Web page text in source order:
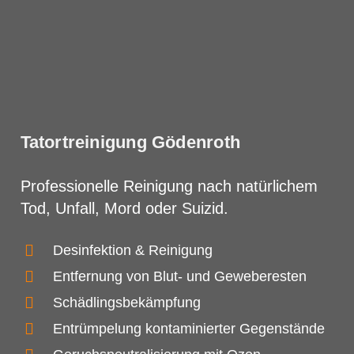
Tatortreinigung Gödenroth
Professionelle Reinigung nach natürlichem
Tod, Unfall, Mord oder Suizid.
Desinfektion & Reinigung
Entfernung von Blut- und Geweberesten
Schädlingsbekämpfung
Entrümpelung kontaminierter Gegenstände